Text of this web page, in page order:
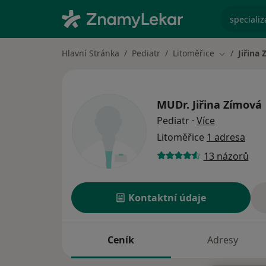
Hlavní Stránka Pediatr Litoměřice ZměnaJiřina
MUDr. Jiřina Zímová
Pediatr · Více
Litoměřice 1 adresa
13 názorů
Kontaktní údaje
Ceník Adresy